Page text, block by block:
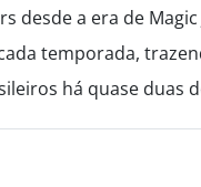
desde a era de
temporada,
há quase duas